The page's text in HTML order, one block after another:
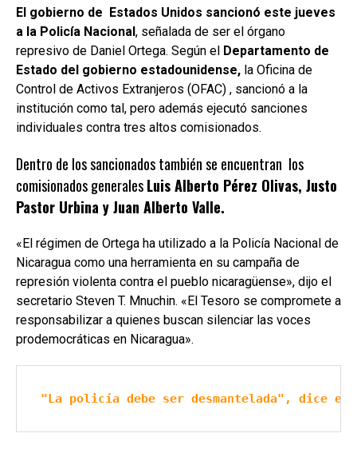
El gobierno de Estados Unidos sancionó este jueves
a la Policía Nacional , señalada de ser el órgano
represivo de Daniel Ortega. Según el Departamento de
Estado del gobierno estadounidense, la Oficina de
Control de Activos Extranjeros (OFAC) , sancionó a la
institución como tal, pero además ejecutó sanciones
individuales contra tres altos comisionados.
Dentro de los sancionados también se encuentran los
comisionados generalesLuis Alberto Pérez Olivas, Justo
Pastor Urbina y Juan Alberto Valle.
«El régimen de Ortega ha utilizado a la Policía Nacional de
Nicaragua como una herramienta en su campaña de
represión violenta contra el pueblo nicaragüense», dijo el
secretario Steven T. Mnuchin. «El Tesoro se compromete a
responsabilizar a quienes buscan silenciar las voces
prodemocráticas en Nicaragua».
"La policía debe ser desmantelada", dice